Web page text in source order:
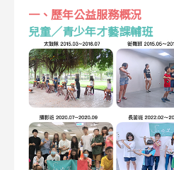
一、歷年公益服務概況
兒童／青少年才藝課輔班